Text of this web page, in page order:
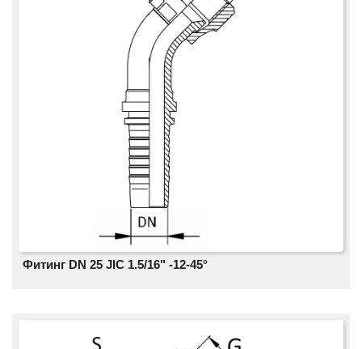
Фитинг DN 25 JIC 1.5/16" -12-45°